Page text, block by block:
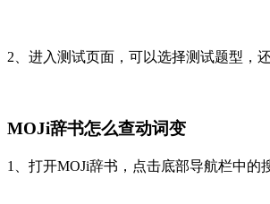
2、进入测试页面，可以选择测试题型，
MOJi辞书怎么查动词变
1、打开MOJi辞书，点击底部导航栏中的